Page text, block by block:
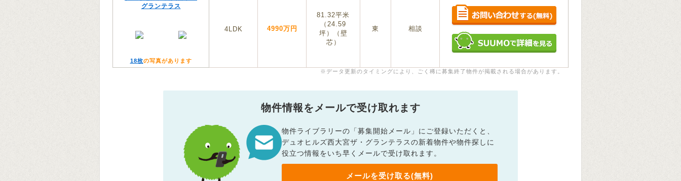
グランテラス
18枚の写真があります
4LDK 4990万円
81.32平米
（24.59
坪）（壁
芯）
東 相談
※データ更新のタイミングにより、ごく稀に募集終了物件が掲載される場合があります。
物件情報をメールで受け取れます
物件ライブラリーの「募集開始メール」にご登録いただくと、
デュオヒルズ西大宮ザ・グランテラスの新着物件や物件探しに
役立つ情報をいち早くメールで受け取れます。
メールを受け取る(無料)